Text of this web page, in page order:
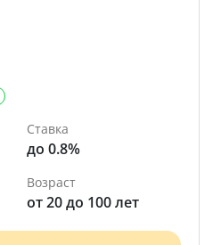
Ставка
до 0.8%
Возраст
от 20 до 100 лет